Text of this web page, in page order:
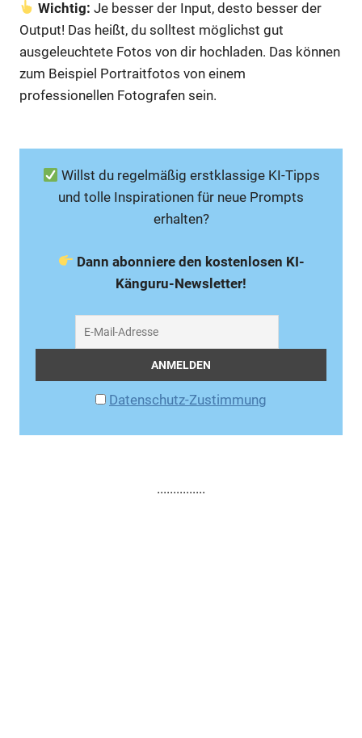
Wichtig: Je besser der Input, desto besser der
Output! Das heißt, du solltest möglichst gut
ausgeleuchtete Fotos von dir hochladen. Das können
zum Beispiel Portraitfotos von einem
professionellen Fotografen sein.
Willst du regelmäßig erstklassige KI-Tipps
und tolle Inspirationen für neue Prompts
erhalten?
Dann abonniere den kostenlosen KI-
Känguru-Newsletter!
Datenschutz-Zustimmung
...............